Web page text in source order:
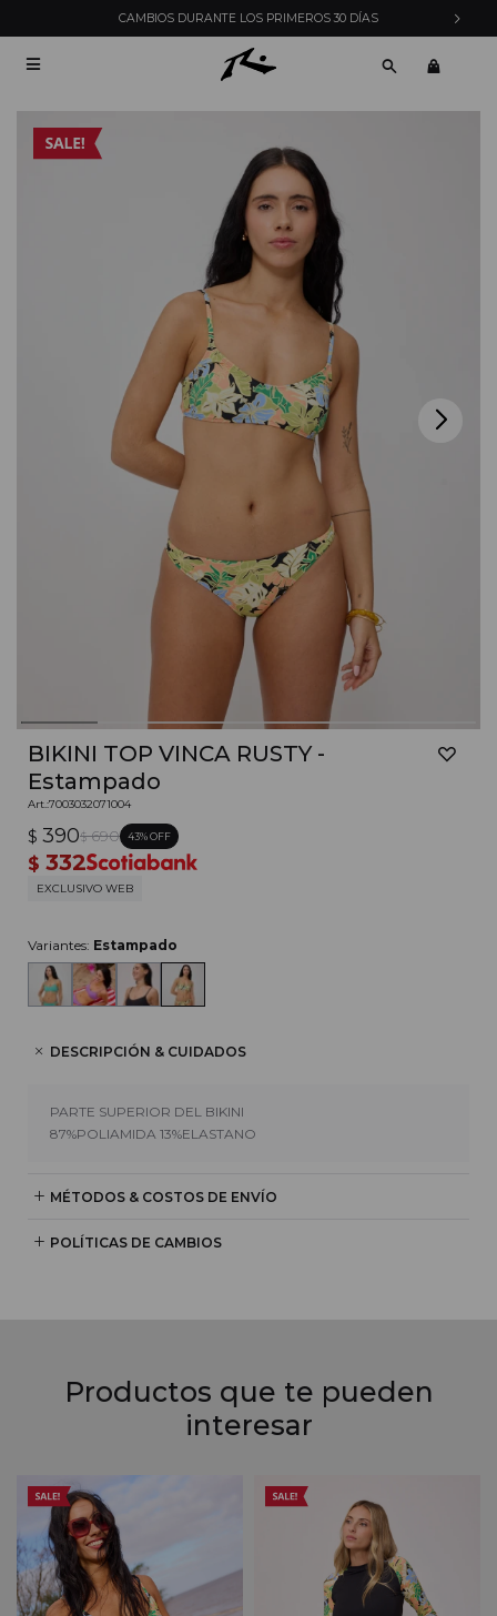
CAMBIOS DURANTE LOS PRIMEROS 30 DÍAS

BIKINI TOP VINCA RUSTY -
Estampado
7003032071004
$ 390$ 690 43
$ 332
EXCLUSIVO WEB
Variantes: Estampado
DESCRIPCIÓN & CUIDADOS
PARTE SUPERIOR DEL BIKINI
87%POLIAMIDA 13%ELASTANO
MÉTODOS & COSTOS DE ENVÍO
POLÍTICAS DE CAMBIOS
Productos que te pueden
interesar